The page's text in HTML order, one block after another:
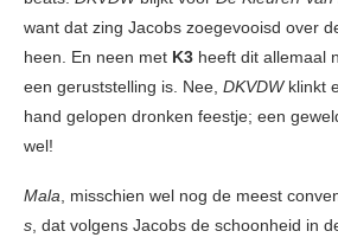
want dat zing Jacobs zoegevooisd over
heen. En neen met K3 heeft dit allemaal
een geruststelling is. Nee, DKVDW klinkt
hand gelopen dronken feestje; een
wel!
Mala, misschien wel nog de meest
s, dat volgens Jacobs de schoonheid in